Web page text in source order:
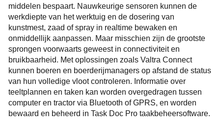
middelen bespaart. Nauwkeurige sensoren kunnen de
werkdiepte van het werktuig en de dosering van
kunstmest, zaad of spray in realtime bewaken en
onmiddellijk aanpassen. Maar misschien zijn de grootste
sprongen voorwaarts geweest in connectiviteit en
bruikbaarheid. Met oplossingen zoals Valtra Connect
kunnen boeren en boerderijmanagers op afstand de status
van hun volledige vloot controleren. Informatie over
teeltplannen en taken kan worden overgedragen tussen
computer en tractor via Bluetooth of GPRS, en worden
bewaard en beheerd in Task Doc Pro taakbeheersoftware.